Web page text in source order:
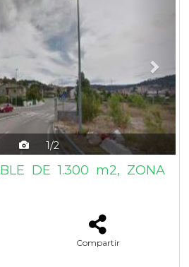
1/2
DE 1.300 m2, ZONA
Compartir